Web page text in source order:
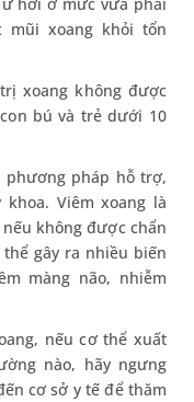
mũi xoang khỏi tổn
xoang không được
bú và trẻ dưới 10
phương pháp hỗ trợ,
Viêm xoang là
không được chẩn
gây ra nhiều biến
màng não, nhiễm
nếu cơ thể xuất
nào, hãy ngưng
cơ sở y tế để thăm